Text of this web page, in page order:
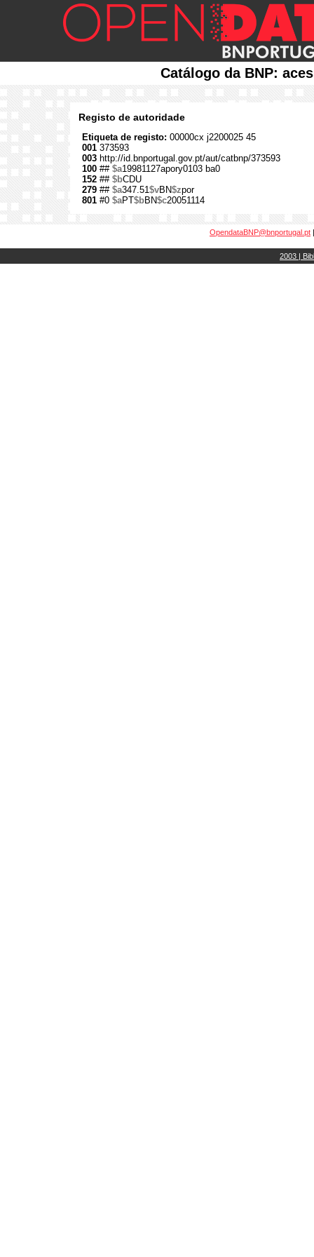
Catálogo da BNP:
Registo de autoridade
Etiqueta de registo: 00000cx j2200025 45
001 373593
003 http://id.bnportugal.gov.pt/aut/catbnp/373593
100 ## $a19981127apory0103 ba0
152 ## $bCDU
279 ## $a347.51$vBN$zpor
801 #0 $aPT$bBN$c20051114
OpendataBNP@bnportugal.pt
2003 |